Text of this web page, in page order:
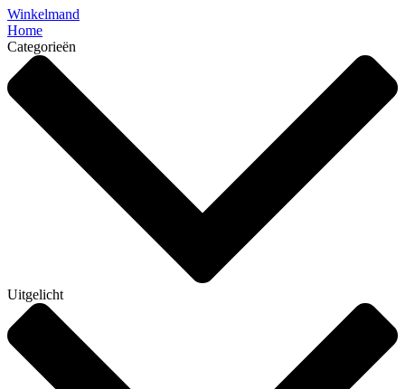
Winkelmand
Home
Categorieën
Uitgelicht